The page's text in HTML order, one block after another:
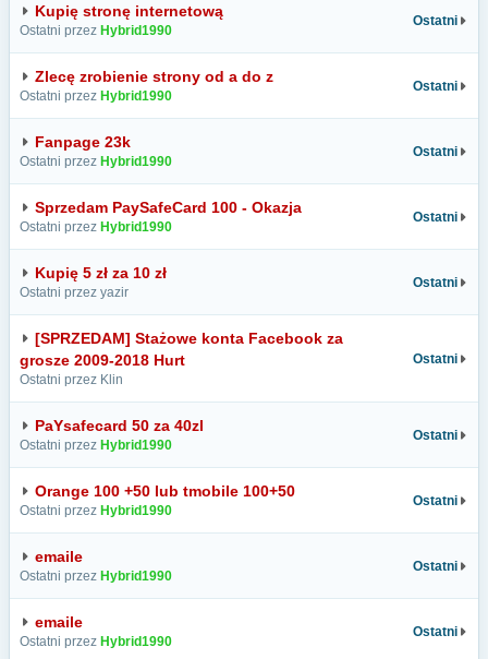
Kupię stronę internetową
Ostatni przez Hybrid1990
Ostatni
Zlecę zrobienie strony od a do z
Ostatni przez Hybrid1990
Ostatni
Fanpage 23k
Ostatni przez Hybrid1990
Ostatni
Sprzedam PaySafeCard 100 - Okazja
Ostatni przez Hybrid1990
Ostatni
Kupię 5 zł za 10 zł
Ostatni przez yazir
Ostatni
[SPRZEDAM] Stażowe konta Facebook za
grosze 2009-2018 Hurt
Ostatni przez Klin
Ostatni
PaYsafecard 50 za 40zl
Ostatni przez Hybrid1990
Ostatni
Orange 100 +50 lub tmobile 100+50
Ostatni przez Hybrid1990
Ostatni
emaile
Ostatni przez Hybrid1990
Ostatni
emaile
Ostatni przez Hybrid1990
Ostatni